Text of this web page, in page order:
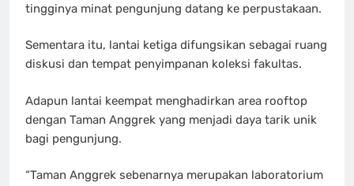
tingginya minat pengunjung datang ke perpustakaan.
Sementara itu, lantai ketiga difungsikan sebagai ruang
diskusi dan tempat penyimpanan koleksi fakultas.
Adapun lantai keempat menghadirkan area rooftop
dengan Taman Anggrek yang menjadi daya tarik unik
bagi pengunjung.
“Taman Anggrek sebenarnya merupakan laboratorium